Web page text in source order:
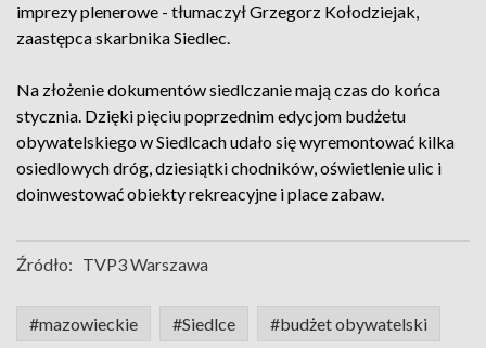
imprezy plenerowe - tłumaczył Grzegorz Kołodziejak,
zaastępca skarbnika Siedlec.
Na złożenie dokumentów siedlczanie mają czas do końca
stycznia. Dzięki pięciu poprzednim edycjom budżetu
obywatelskiego w Siedlcach udało się wyremontować kilka
osiedlowych dróg, dziesiątki chodników, oświetlenie ulic i
doinwestować obiekty rekreacyjne i place zabaw.
Źródło: TVP3 Warszawa
#mazowieckie #Siedlce #budżet obywatelski